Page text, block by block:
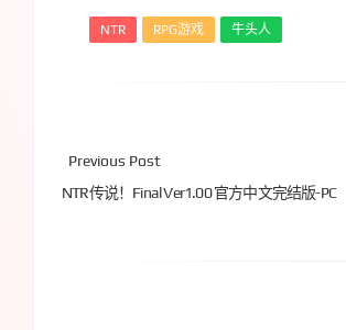
NTR RPG游戏 牛头人
Previous Post
NTR传说！Final Ver1.00 官方中文完结版-PC